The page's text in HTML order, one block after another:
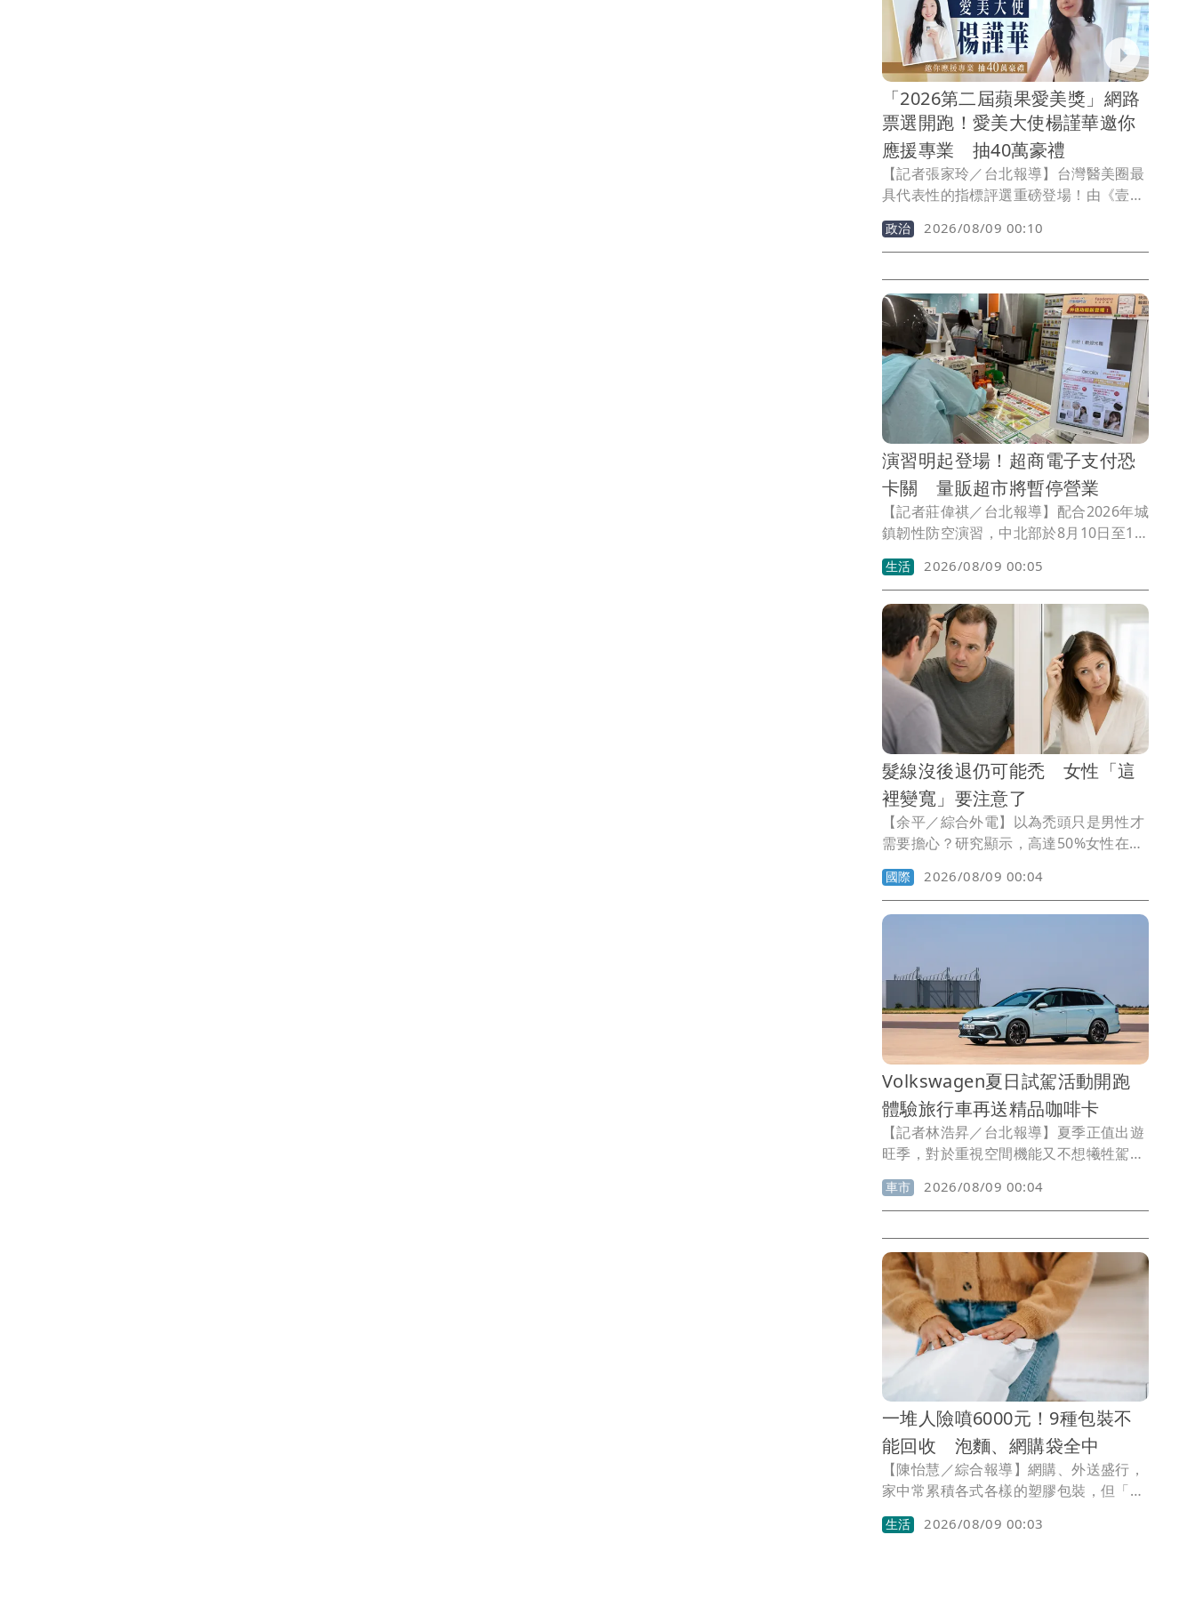
「2026第二屆蘋果愛美獎」網路
票選開跑！愛美大使楊謹華邀你
應援專業 抽40萬豪禮
【記者張家玲／台北報導】台灣醫美圈最
具代表性的指標評選重磅登場！由《壹蘋
新聞網》主辦的「2026第二屆蘋果愛美
獎」，將在10月15日於台北寒舍艾美酒店
眾星雲集盛大舉行，全民網路票選於8月5
日起跑。本屆賽事特別邀請金鐘影后楊謹
華擔任「愛美大使」，她表示：「變美是
一件值得被慎重看待的事，每一票都是為
專業與用心而投，期盼透過大眾參與，讓
真正用心的醫療團隊被看見。」
政治 2026/08/09 00:10
演習明起登場！超商電子支付恐
卡關 量販超市將暫停營業
【記者莊偉祺／台北報導】配合2026年城
鎮韌性防空演習，中北部於8月10日至13
日陸續登場行動網路降速演練，超商、超
市量販也公布因應措施，包含將暫停部分
電子支付、APP部分功能恐受影響，更有
配合演習暫停營業。
生活 2026/08/09 00:05
髮線沒後退仍可能禿 女性「這
裡變寬」要注意了
【余平／綜合外電】以為禿頭只是男性才
需要擔心？研究顯示，高達50%女性在70
歲前也會出現雄性禿，但女性通常不是髮
線後退，而是頭頂逐漸稀疏，經常拖到分
線愈來愈寬才察覺。
國際 2026/08/09 00:04
Volkswagen夏日試駕活動開跑
體驗旅行車再送精品咖啡卡
【記者林浩昇／台北報導】夏季正值出遊
旺季，對於重視空間機能又不想犧牲駕馭
感受的消費者而言，旅行車仍是相當獨特
的選擇。台灣福斯汽車即日起至8月31日
推出「夏日旅行 沁涼隨行」全台試駕活
動，邀請消費者前往Volkswagen授權展
示中心體驗Golf Variant與Passat，完成
試駕即可獲得價值150元精品咖啡卡乙
張，數量有限、送完為止。
車市 2026/08/09 00:04
一堆人險噴6000元！9種包裝不
能回收 泡麵、網購袋全中
【陳怡慧／綜合報導】網購、外送盛行，
家中常累積各式各樣的塑膠包裝，但「看
起來像塑膠」並不代表都能回收。台北市
環保局提醒，部分包裝實際上是塑膠、鋁
生活 2026/08/09 00:03